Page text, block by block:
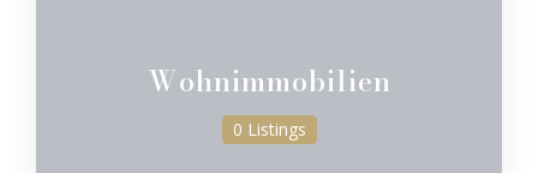
Wohnimmobilien
0 Listings